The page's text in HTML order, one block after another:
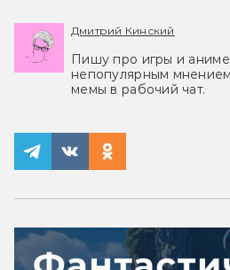
Дмитрий Кинский
Пишу про игры и
непопулярным
мемы в рабочий чат.